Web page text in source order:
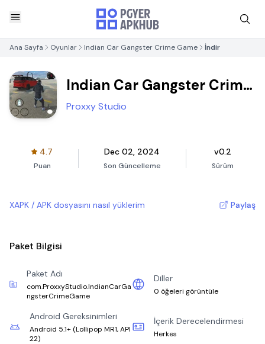
Ana Sayfa Oyunlar Indian Car Gangster Crime Game İndir
Indian Car Gangster Crime
Game
Proxxy Studio
4.7
Puan
Dec 02, 2024
Son Güncelleme
v0.2
Sürüm
XAPK / APK dosyasını nasıl yüklerim Paylaş
Paket Bilgisi
Paket Adı
com.ProxxyStudio.IndianCarGa
ngsterCrimeGame
Diller
0 öğeleri görüntüle
Android Gereksinimleri
Android 5.1+ (Lollipop MR1, API
22)
İçerik Derecelendirmesi
Herkes